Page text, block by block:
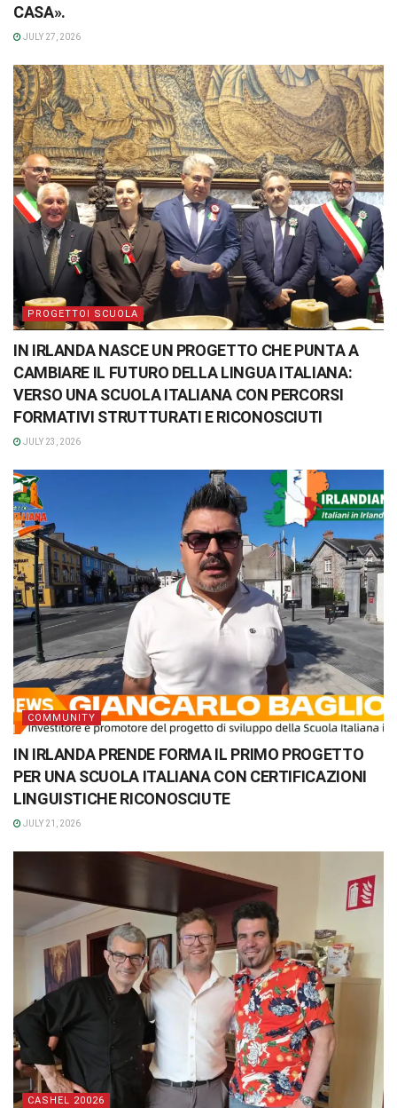
CASA».
JULY 27, 2026
PROGETTOI SCUOLA
IN IRLANDA NASCE UN PROGETTO CHE PUNTA A
CAMBIARE IL FUTURO DELLA LINGUA ITALIANA:
VERSO UNA SCUOLA ITALIANA CON PERCORSI
FORMATIVI STRUTTURATI E RICONOSCIUTI
JULY 23, 2026
COMMUNITY
IN IRLANDA PRENDE FORMA IL PRIMO PROGETTO
PER UNA SCUOLA ITALIANA CON CERTIFICAZIONI
LINGUISTICHE RICONOSCIUTE
JULY 21, 2026
CASHEL 20026